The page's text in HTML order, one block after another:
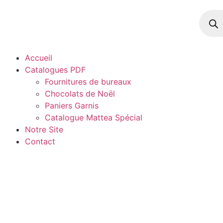
Accueil
Catalogues PDF
Fournitures de bureaux
Chocolats de Noël
Paniers Garnis
Catalogue Mattea Spécial
Notre Site
Contact